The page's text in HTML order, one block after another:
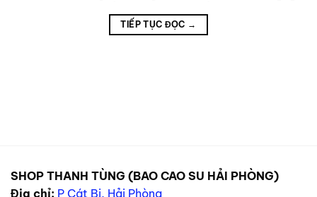
TIẾP TỤC ĐỌC →
SHOP THANH TÙNG (BAO CAO SU HẢI PHÒNG)
Địa chỉ: P Cát Bi, Hải Phòng